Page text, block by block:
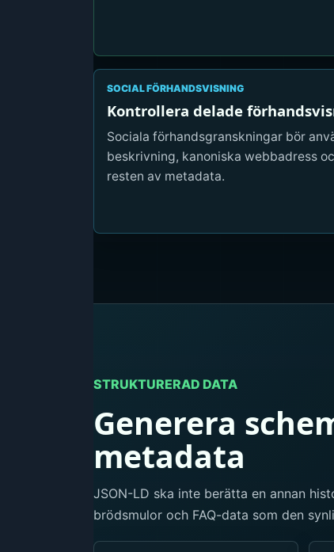
SOCIAL FÖRHANDSVISNING
Kontrollera delade
Sociala förhandsgranskningar bör
beskrivning, kanoniska webbadress
resten av metadata.
STRUKTURERAD DATA
Generera
metadata
JSON-LD ska inte berätta en annan
brödsmulor och FAQ-data som den